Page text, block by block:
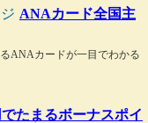
ANAカード全国主
ANAカードが一目でわかる
たまるボーナスポイ